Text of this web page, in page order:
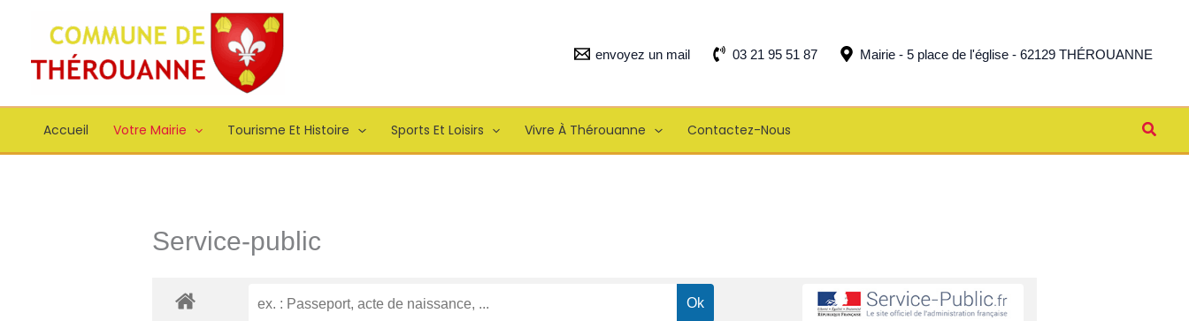
envoyez un mail 03 21 95 51 87 Mairie - 5 place de l'église - 62129 THÉROUANNE
Accueil Votre Mairie Tourisme Et Histoire Sports Et Loisirs Vivre À Thérouanne Contactez-Nous
Service-public